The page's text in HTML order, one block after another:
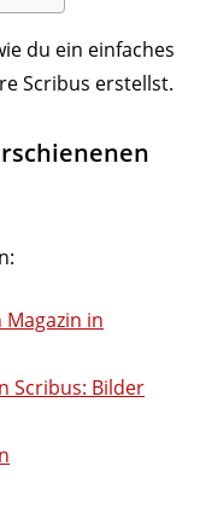
du ein einfaches
Scribus erstellst.
in
Scribus: Bilder